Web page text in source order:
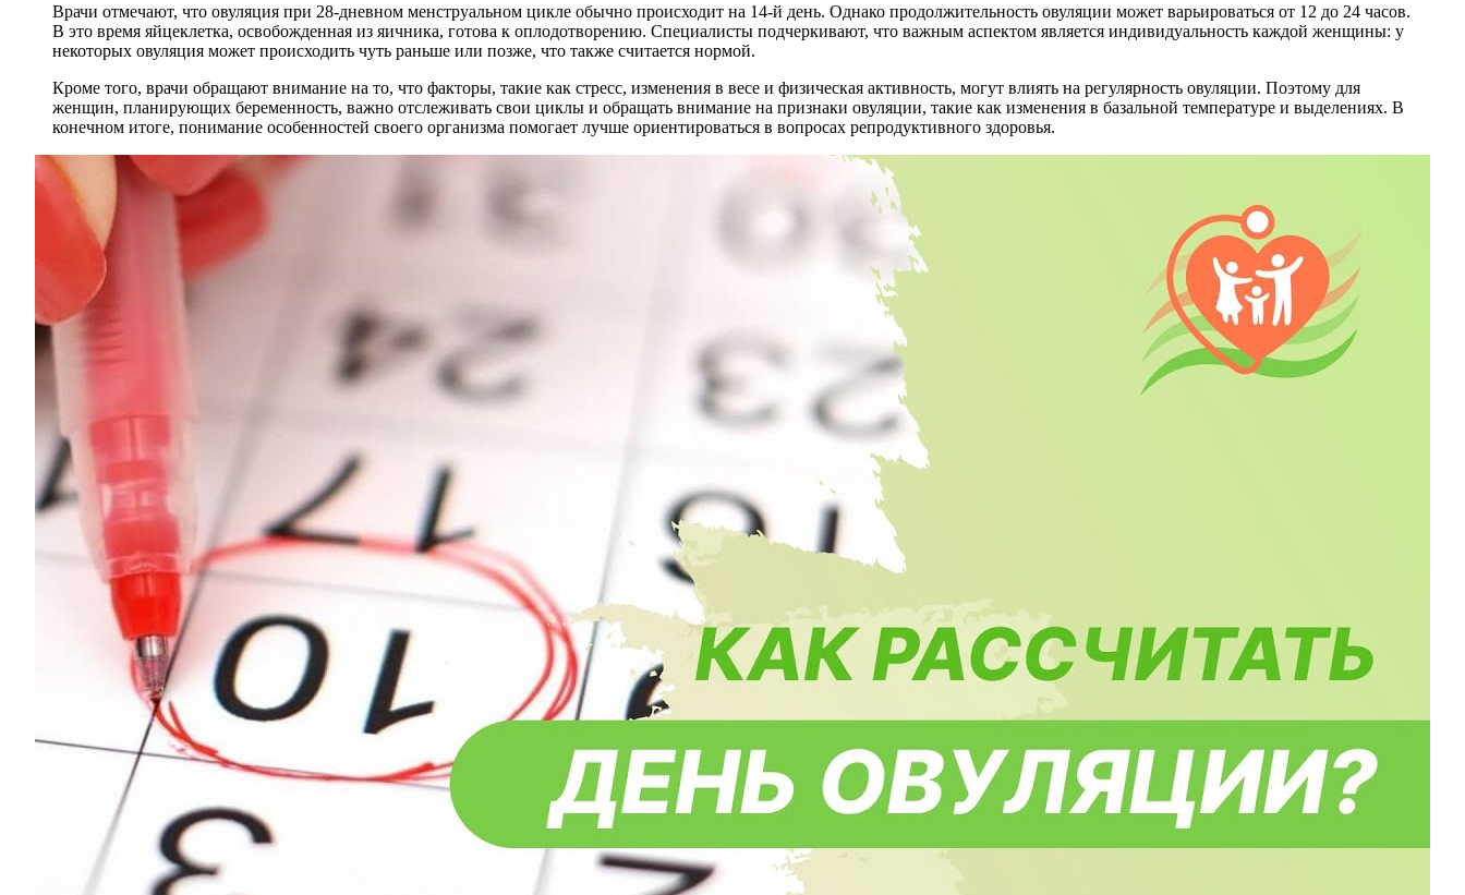
Врачи отмечают, что овуляция при 28-дневном менструальном цикле обычно происходит на 14-й день. Однако продолжительность овуляции может варьироваться от 12 до 24 часов.
В это время яйцеклетка, освобожденная из яичника, готова к оплодотворению. Специалисты подчеркивают, что важным аспектом является индивидуальность каждой женщины: у
некоторых овуляция может происходить чуть раньше или позже, что также считается нормой.
Кроме того, врачи обращают внимание на то, что факторы, такие как стресс, изменения в весе и физическая активность, могут влиять на регулярность овуляции. Поэтому для
женщин, планирующих беременность, важно отслеживать свои циклы и обращать внимание на признаки овуляции, такие как изменения в базальной температуре и выделениях. В
конечном итоге, понимание особенностей своего организма помогает лучше ориентироваться в вопросах репродуктивного здоровья.